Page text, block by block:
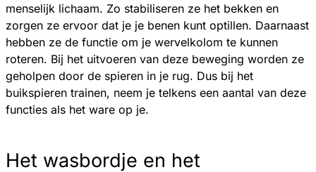
menselijk lichaam. Zo stabiliseren ze het bekken en
zorgen ze ervoor dat je je benen kunt optillen. Daarnaast
hebben ze de functie om je wervelkolom te kunnen
roteren. Bij het uitvoeren van deze beweging worden ze
geholpen door de spieren in je rug. Dus bij het
buikspieren trainen, neem je telkens een aantal van deze
functies als het ware op je.
Het wasbordje en het